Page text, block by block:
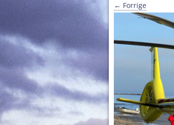
← Forrige